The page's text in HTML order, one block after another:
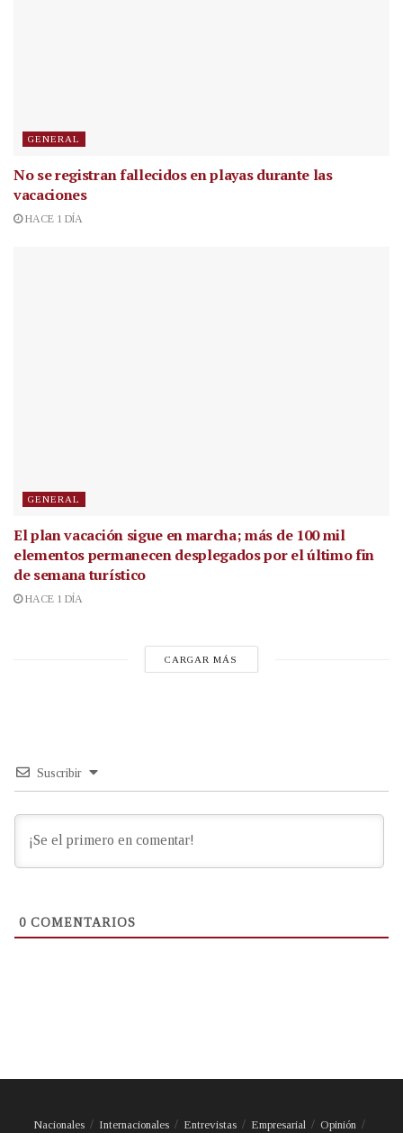
GENERAL
No se registran fallecidos en playas durante las
vacaciones
HACE 1 DÍA
GENERAL
El plan vacación sigue en marcha; más de 100 mil
elementos permanecen desplegados por el último fin
de semana turístico
HACE 1 DÍA
CARGAR MÁS
Suscribir
0 COMENTARIOS
Nacionales Internacionales Entrevistas Empresarial Opinión